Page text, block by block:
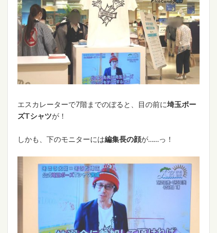
エスカレーターで7階までのぼると、目の前に埼玉ポー
ズTシャツが！
しかも、下のモニターには編集長の顔が……っ！